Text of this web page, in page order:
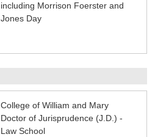
including Morrison Foerster and
Jones Day
College of William and Mary
Doctor of Jurisprudence (J.D.) -
Law School